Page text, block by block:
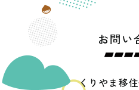
お問い
くりやま移